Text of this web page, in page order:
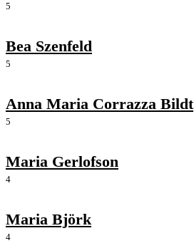
5
Bea Szenfeld
5
Anna Maria Corrazza Bildt
5
Maria Gerlofson
4
Maria Björk
4